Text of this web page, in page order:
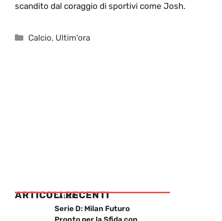
scandito dal coraggio di sportivi come Josh.
Categorie
Calcio, Ultim'ora
ARTICOLI RECENTI
CALCIO
Serie D: Milan Futuro